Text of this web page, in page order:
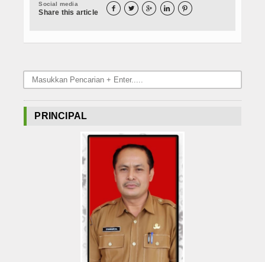
Data Alumni
Konsultasi
Kesehatan
Social media
Share this article     
PRINCIPAL